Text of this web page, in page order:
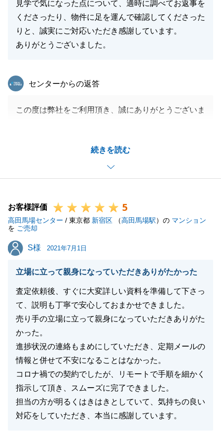
閉じる
見学で気になった点について、適時に調べてお返事を
くださったり、物件に足を運んで確認してくださった
りと、誠実にご対応いただき感謝しています。
ありがとうございました。
続きを読む
東急リバブル
センターからの返答
この度は弊社をご利用頂き、誠にありがとうございま
的確なご対応のお陰でございます。
住宅ローン審査や、お引越しの手続き等、ご家族皆様
にもご協力いただき、大変感謝しております。
できることがございましたらお気軽にお申し付け下さ
いませ。
今後ともどうぞ宜しくお願い申し上げます。
閉じる
お客様評価 5
高田馬場センター / 東京都 新宿区 （高田馬場駅）の マンション
を ご売却
S様
S様 2021年7月1日
立場に立って親身になっていただきありがたかった
査定依頼後、すぐに大変詳しい資料を準備して下さっ
て、説明も丁寧で安心しておまかせできました。
売り手の立場に立って親身になっていただきありがた
かった。
進捗状況の連絡もまめにしていただき、定期メールの
情報と併せて不安になることはなかった。
コロナ禍での契約でしたが、リモートで手順を細かく
指示して頂き、スムーズに完了できました。
担当の方が明るくはきはきとしていて、気持ちの良い
対応をしていただき、本当に感謝しています。